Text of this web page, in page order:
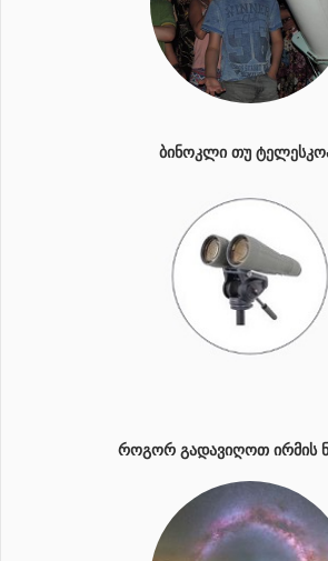
ᲑᲘᲜᲝᲙᲚᲘ ᲗᲣ
ᲠᲝᲒᲝᲠ ᲒᲐᲓᲐᲕᲘᲦᲝᲗ ᲘᲠᲛᲘᲡ